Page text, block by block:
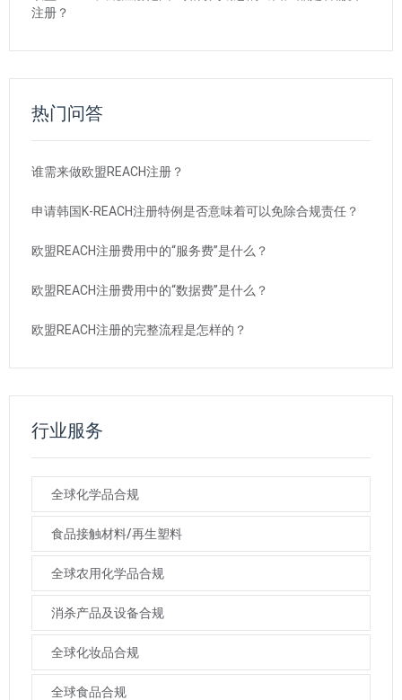
注册？
热门问答
谁需来做欧盟REACH注册？
申请韩国K-REACH注册特例是否意味着可以免除合规责任？
欧盟REACH注册费用中的“服务费”是什么？
欧盟REACH注册费用中的“数据费”是什么？
欧盟REACH注册的完整流程是怎样的？
行业服务
全球化学品合规
食品接触材料/再生塑料
全球农用化学品合规
消杀产品及设备合规
全球化妆品合规
全球食品合规